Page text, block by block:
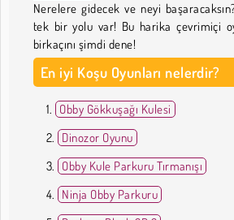
Nerelere gidecek ve neyi
tek bir yolu var! Bu harika çevrimiçi
birkaçını şimdi dene!
En iyi Koşu Oyunları nelerdir?
Obby Gökkuşağı Kulesi
Dinozor Oyunu
Obby Kule Parkuru Tırmanışı
Ninja Obby Parkuru